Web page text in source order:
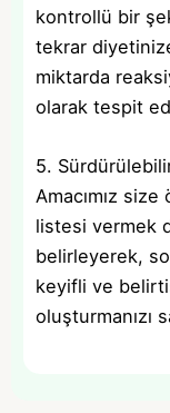
kontrollü bir
tekrar
miktarda
olarak tespit
5.
Amacımız
listesi vermek
belirleyerek,
keyifli ve
oluşturmanızı